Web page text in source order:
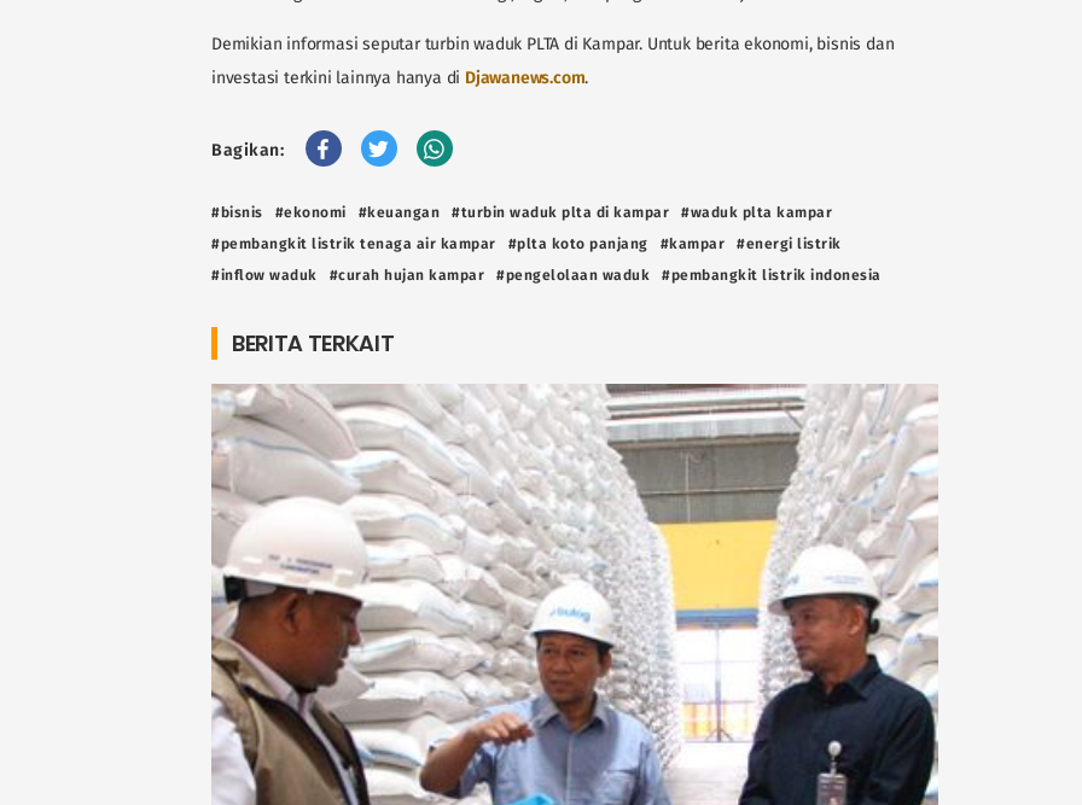
Demikian informasi seputar turbin waduk PLTA di Kampar. Untuk berita ekonomi, bisnis dan
investasi terkini lainnya hanya di Djawanews.com.
Bagikan:
#bisnis #ekonomi #keuangan #turbin waduk plta di kampar
#waduk plta kampar
#pembangkit listrik tenaga air kampar
#plta koto panjang #kampar
#energi listrik
#inflow waduk
#curah hujan kampar #pengelolaan waduk #pembangkit listrik indonesia
BERITA TERKAIT